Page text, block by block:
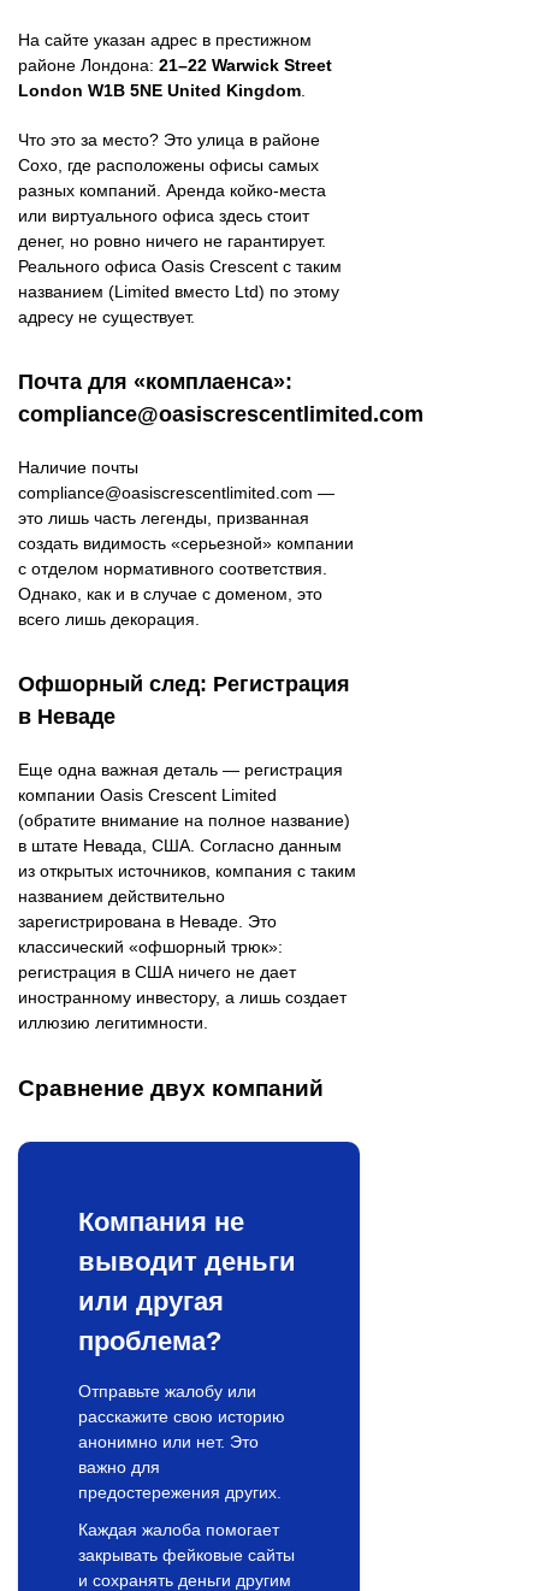
На сайте указан адрес в престижном
районе Лондона: 21–22 Warwick Street
London W1B 5NE United Kingdom
Что это за место? Это улица в районе
Сохо, где расположены офисы самых
разных компаний. Аренда койко-места
или виртуального офиса здесь стоит
денег, но ровно ничего не гарантирует.
Реального офиса Oasis Crescent с таким
названием (Limited вместо Ltd) по этому
адресу не существует.
Почта для «комплаенса»:
compliance@oasiscrescentlimited.com
Наличие почты
compliance@oasiscrescentlimited.com —
это лишь часть легенды, призванная
создать видимость «серьезной» компании
с отделом нормативного соответствия.
Однако, как и в случае с доменом, это
всего лишь декорация.
Офшорный след: Регистрация
в Неваде
Еще одна важная деталь — регистрация
компании Oasis Crescent Limited
(обратите внимание на полное название)
в штате Невада, США. Согласно данным
из открытых источников, компания с таким
названием действительно
зарегистрирована в Неваде. Это
классический «офшорный трюк»:
регистрация в США ничего не дает
иностранному инвестору, а лишь создает
иллюзию легитимности.
Сравнение двух компаний
Компания не
выводит деньги
или другая
проблема?
Отправьте жалобу или
расскажите свою историю
анонимно или нет. Это
важно для
предостережения других.
Каждая жалоба помогает
закрывать фейковые сайты
и сохранять деньги другим